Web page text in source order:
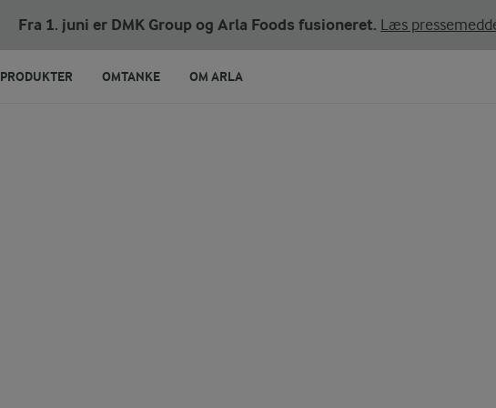
Fra 1. juni er DMK Group og Arla Foods fusioneret. Læs
PRODUKTER OMTANKE OM ARLA